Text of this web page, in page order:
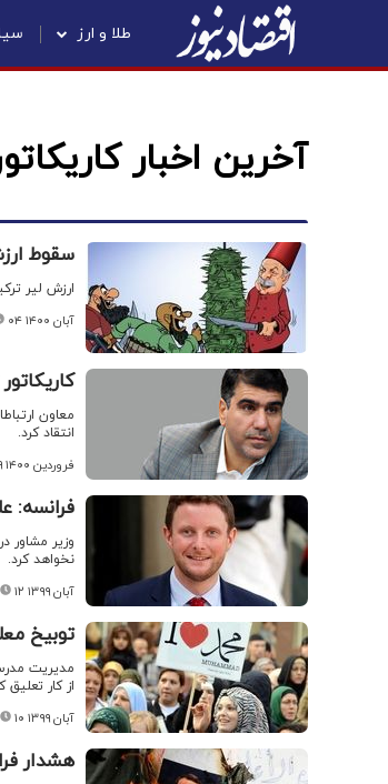
طلا و ارز
آخرین اخبار
سقوط
ارزش لیر
۰۴ آبان ۱۴۰۰
معاون
انتقاد کرد.
۱۹ فروردین ۱۴۰۰
فرانسه:
وزیر مشاور
نخواهد کرد.
۱۲ آبان ۱۳۹۹
توبیخ
مدیریت
از کار تعلیق
۱۰ آبان ۱۳۹۹
هشدار